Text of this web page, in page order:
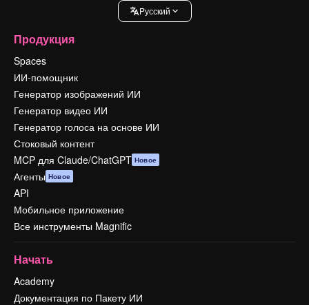
Pусский
Продукция
Spaces
ИИ-помощник
Генератор изображений ИИ
Генератор видео ИИ
Генератор голоса на основе ИИ
Стоковый контент
MCP для Claude/ChatGPT Новое
Агенты Новое
API
Мобильное приложение
Все инструменты Magnific
Начать
Academy
Документация по Пакету ИИ